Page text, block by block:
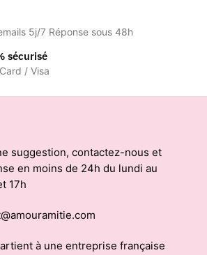
5j/7 Réponse sous 48h
sécurisé
/ Visa
suggestion, contactez-nous et
en moins de 24h du lundi au
17h
à une entreprise française